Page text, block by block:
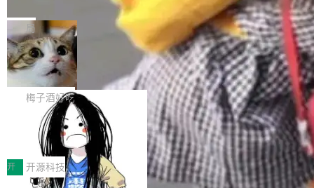
级应用，企业在规模化落地过程中，对安全性、
可控性和代码质量提出了更高要求。 首先是数据
安全与合规要求。对于大多数普通研发场景，公
有云模型能够满足快速试用和效率提升的需求。
但对于金融、能源、医疗等对数据安全要求较...
AI算力网关（AI创新平台）成功入选！ 随着各行
各业的Agent走向规模化建设，算力构成形态逐
渐丰富，用户关注的重点也在发生变化：不只是
让AI用起来，还要进一步看清混合算力时代下，
Token花在哪里、算力是否被充分利用，以及持
续增长的AI成本该如何优化。 深信服AI算力网关
正是围绕这些实际问题，从Token治理和成本治
理两个方面，让用户的每一份算力都看得清、管
得住、用得稳、省得下、更安全！ 一、从现在开
始，Token使用一目...
束，一个实验室的开始
Google 员工编号 20。MapReduce 作者之一。
Bigtable 作者之一。TensorFlow 的作者之一。
Gemini 的架构师。Google 首席科学家。 Jeff D
ean 在 Google 工作了 27 年后，宣布离职。 他
不是一个人走。一同离开的还有 Sanjay Ghema
wat（Google 员工编号 23，Jeff Dean 二十多
年的编程搭档，MapReduce 和 Bigtable 的共同
作者）、Quoc Le（Google 大脑核心成员，Se
q2Seq 和 DocAI 的共同发明人）以及 Oriol Vin
yals（Gemini 联合负责人，AlphaSta...
局
🔥 SolonCode v2026.8.4 发布：界面
字体可调、22 种语言、记忆搜索增强
打开终端就能上岗的全中文编码智能体，这一轮
把「看得清、用母语、记得住」三件事一次补
齐。 SolonCode 是什么 SolonCode 是杭州无
耳科技研发的企业级终端编码智能体——一位全
中文驱动的数字员工，自主理解需求、规划步
骤、编写代码。不挑模型、不挑平台，curl 一行
装完即用。 开源地址：Gitee · GitCode · GitHu
梅子酒好吃
让“代码语义理解”深度释放AI Coding
价值潜能：华为云码道（CodeArts）
代码仓技术解析
一、代码仓深度理解技术的作用与价值 在软件工
程实践中，代码仓是企业核心知识资产的主要载
体。企业级代码仓库通常包含数十万乃至数百万
开 开源科技